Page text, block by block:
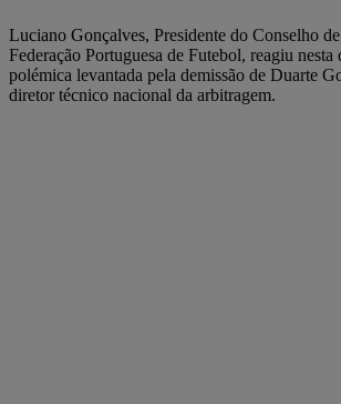
Luciano Gonçalves, Presidente do Conselho
Federação Portuguesa de Futebol, reagiu nesta
polémica levantada pela demissão de Duarte
diretor técnico nacional da arbitragem.